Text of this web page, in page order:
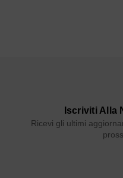
Iscriviti Alla
Ricevi gli ultimi